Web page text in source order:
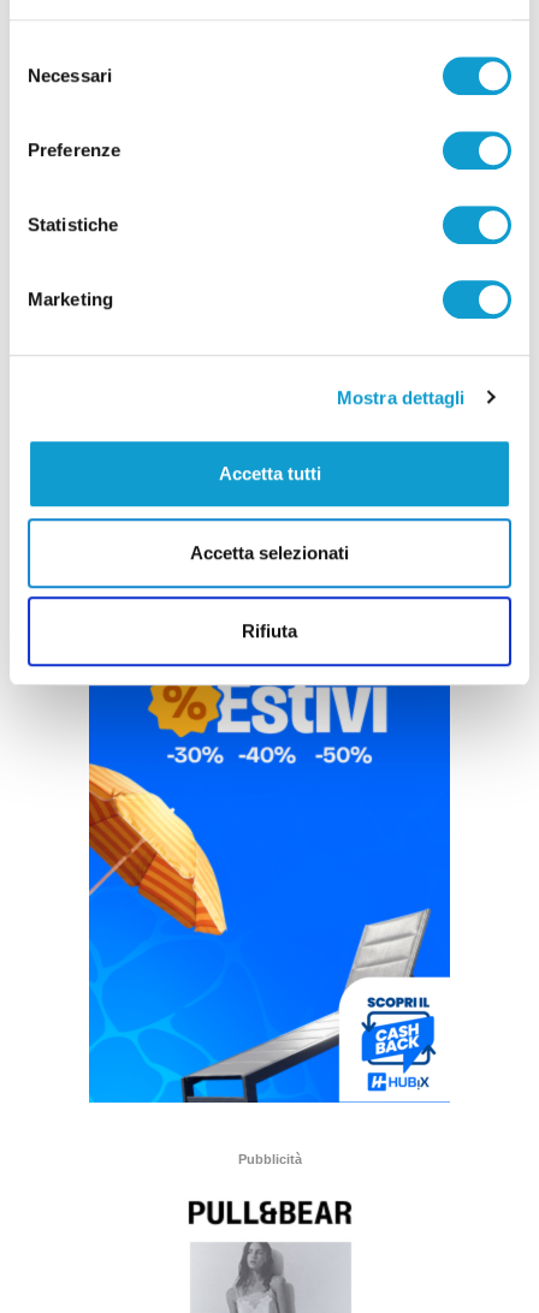
delNecessari
Preferenze
Statistiche
Marketing
Mostra dettagli
Accetta tutti
Accetta selezionati
Rifiuta
Settore Giovanile Academy - Alessandro Re, da
Pubblicità